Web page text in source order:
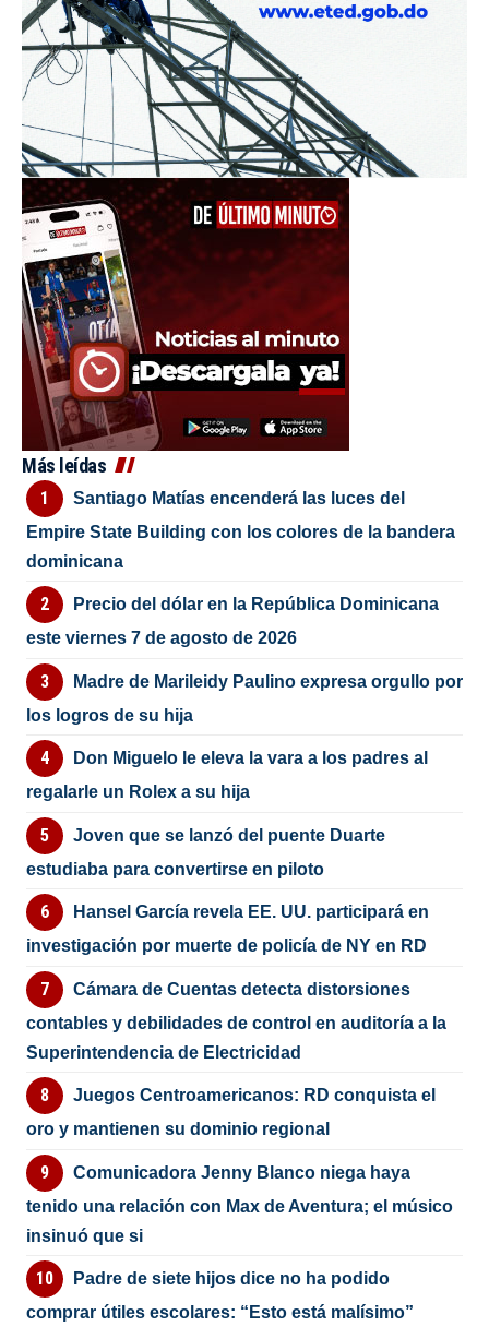
Más leídas
Santiago Matías encenderá las luces del
Empire State Building con los colores de la bandera
dominicana
Precio del dólar en la República Dominicana
este viernes 7 de agosto de 2026
Madre de Marileidy Paulino expresa orgullo por
los logros de su hija
Don Miguelo le eleva la vara a los padres al
regalarle un Rolex a su hija
Joven que se lanzó del puente Duarte
estudiaba para convertirse en piloto
Hansel García revela EE. UU. participará en
investigación por muerte de policía de NY en RD
Cámara de Cuentas detecta distorsiones
contables y debilidades de control en auditoría a la
Superintendencia de Electricidad
Juegos Centroamericanos: RD conquista el
oro y mantienen su dominio regional
Comunicadora Jenny Blanco niega haya
tenido una relación con Max de Aventura; el músico
insinuó que si
Padre de siete hijos dice no ha podido
comprar útiles escolares: “Esto está malísimo”